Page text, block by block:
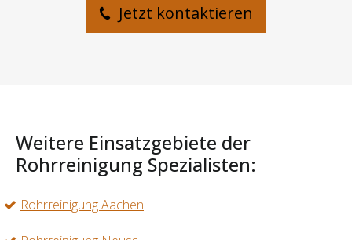
Jetzt kontaktieren
Weitere Einsatzgebiete der
Rohrreinigung Spezialisten:
Rohrreinigung Aachen